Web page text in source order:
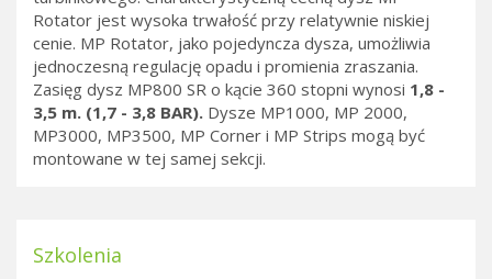
Rotator jest wysoka trwałość przy relatywnie niskiej
cenie. MP Rotator, jako pojedyncza dysza, umożliwia
jednoczesną regulację opadu i promienia zraszania.
Zasięg dysz MP800 SR o kącie 360 stopni wynosi 1,8 -
3,5 m. (1,7 - 3,8 BAR). Dysze MP1000, MP 2000,
MP3000, MP3500, MP Corner i MP Strips mogą być
montowane w tej samej sekcji.
Szkolenia